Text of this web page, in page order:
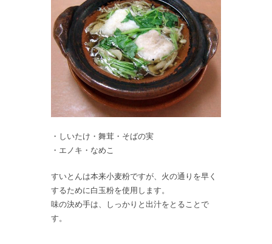
・しいたけ・舞茸・そばの実
・エノキ・なめこ
すいとんは本来小麦粉ですが、火の通りを早く
するために白玉粉を使用します。
味の決め手は、しっかりと出汁をとることで
す。